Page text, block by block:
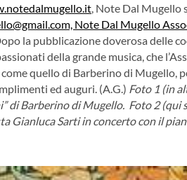
, Note Dal Mugello
Note Dal Mugello
la pubblicazione doverosa delle
della grande musica, che
quello di Barberino di Mugello,
ed auguri. (A.G.) Foto 1 (in
di Barberino di Mugello. Foto 2 (qui
Gianluca Sarti in concerto con il